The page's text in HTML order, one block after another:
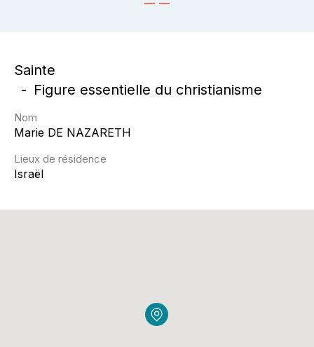
Sainte
Figure essentielle du christianisme
Nom
Marie DE NAZARETH
Lieux de résidence
Israël